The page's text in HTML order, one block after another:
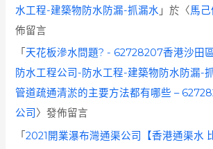
水工程-建築物防水防漏-抓漏水 」於〈馬
佈留言
「 天花板滲水問題? - 62728207香港沙田
防水工程公司-防水工程-建築物防水防漏-
管道疏通清淤的主要方法都有哪些 –
公司 〉發佈留言
「2021開業瀑布灣通渠公司【香港通渠水